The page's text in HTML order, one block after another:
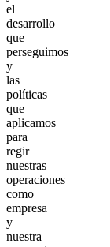
el
desarrollo
que
perseguimos
y
las
políticas
que
aplicamos
para
regir
nuestras
operaciones
como
empresa
y
nuestra